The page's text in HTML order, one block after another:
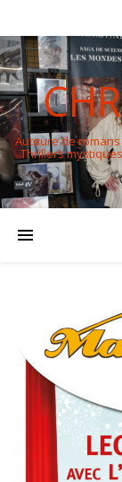
Auteure de
Thrillers